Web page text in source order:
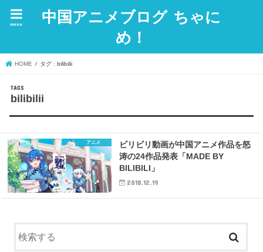
中国アニメブログ ちゃに
め！
menu
HOME タグ : bilibilii
bilibilii
アニメ
ビリビリ動画が中国アニメ作品を怒
涛の24作品発表「MADE BY
BILIBILI」
2018.12.19